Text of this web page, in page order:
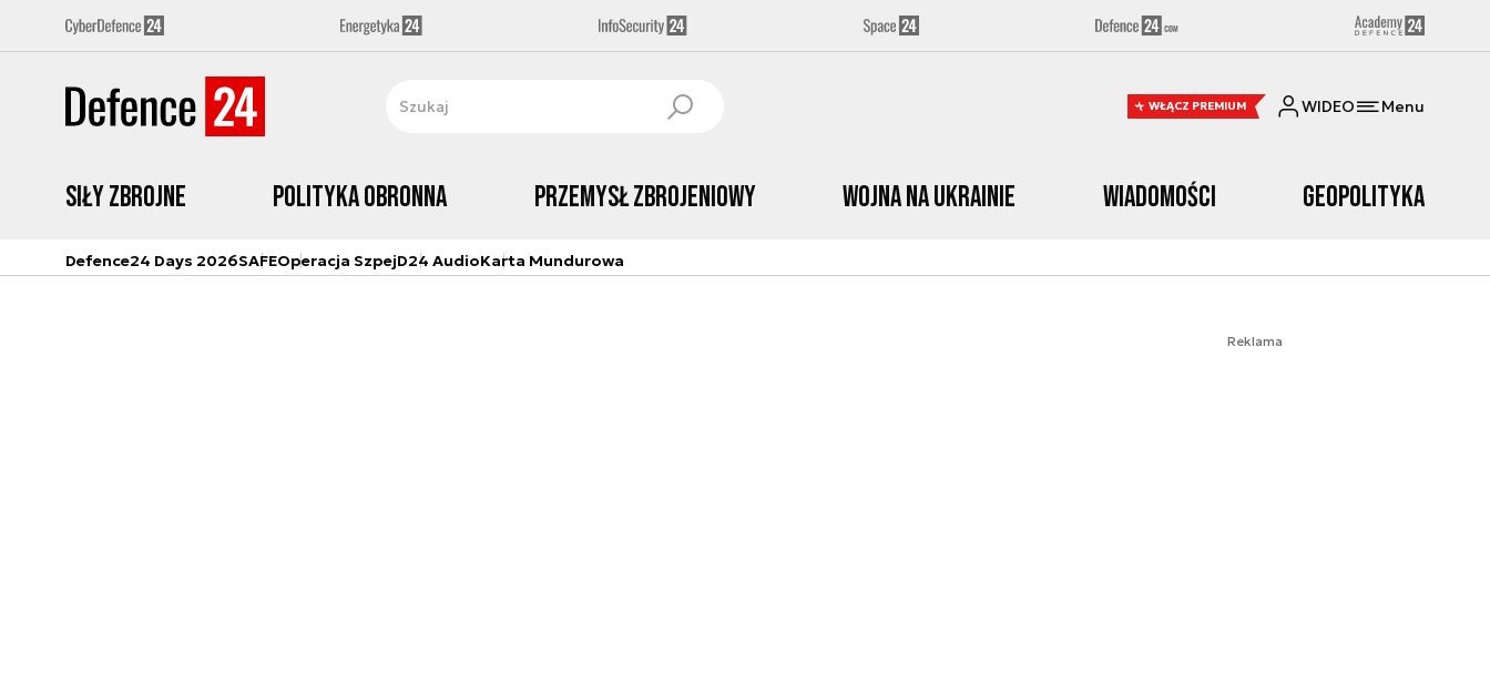
WŁĄCZ PREMIUM WIDEO Menu
Siły zbrojne Polityka obronna Przemysł Zbrojeniowy Wojna na Ukrainie Wiadomości Geopolityka
Defence24 Days 2026SAFEOperacja SzpejD24 AudioKarta Mundurowa
Reklama